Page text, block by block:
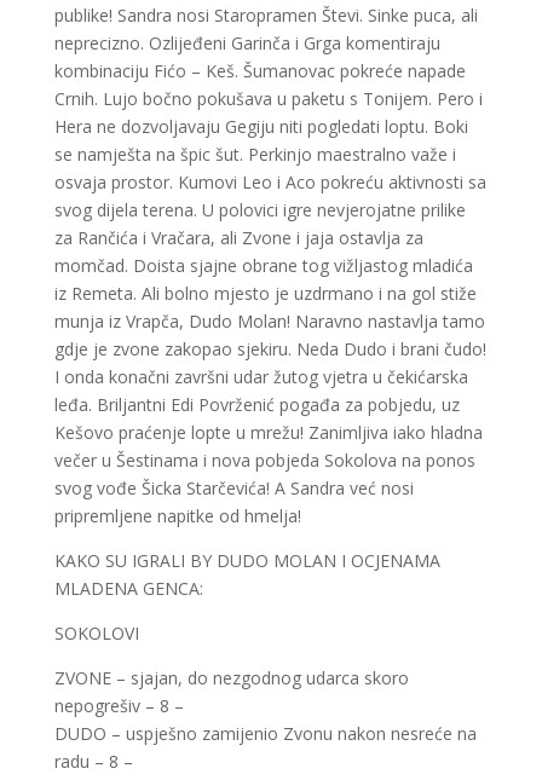
publike! Sandra nosi Staropramen Števi. Sinke puca, ali
neprecizno. Ozlijeđeni Garinča i Grga komentiraju
kombinaciju Fićo – Keš. Šumanovac pokreće napade
Crnih. Lujo bočno pokušava u paketu s Tonijem. Pero i
Hera ne dozvoljavaju Gegiju niti pogledati loptu. Boki
se namješta na špic šut. Perkinjo maestralno važe i
osvaja prostor. Kumovi Leo i Aco pokreću aktivnosti sa
svog dijela terena. U polovici igre nevjerojatne prilike
za Rančića i Vračara, ali Zvone i jaja ostavlja za
momčad. Doista sjajne obrane tog vižljastog mladića
iz Remeta. Ali bolno mjesto je uzdrmano i na gol stiže
munja iz Vrapča, Dudo Molan! Naravno nastavlja tamo
gdje je zvone zakopao sjekiru. Neda Dudo i brani čudo!
I onda konačni završni udar žutog vjetra u čekićarska
leđa. Briljantni Edi Povrženić pogađa za pobjedu, uz
Kešovo praćenje lopte u mrežu! Zanimljiva iako hladna
večer u Šestinama i nova pobjeda Sokolova na ponos
svog vođe Šicka Starčevića! A Sandra već nosi
pripremljene napitke od hmelja!
KAKO SU IGRALI BY DUDO MOLAN I OCJENAMA
MLADENA GENCA:
SOKOLOVI
ZVONE – sjajan, do nezgodnog udarca skoro
nepogrešiv – 8 –
DUDO – uspješno zamijenio Zvonu nakon nesreće na
radu – 8 –